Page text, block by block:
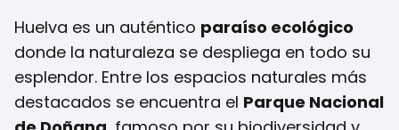
Huelva es un auténtico paraíso ecológico
donde la naturaleza se despliega en todo su
esplendor. Entre los espacios naturales más
destacados se encuentra el Parque Nacional